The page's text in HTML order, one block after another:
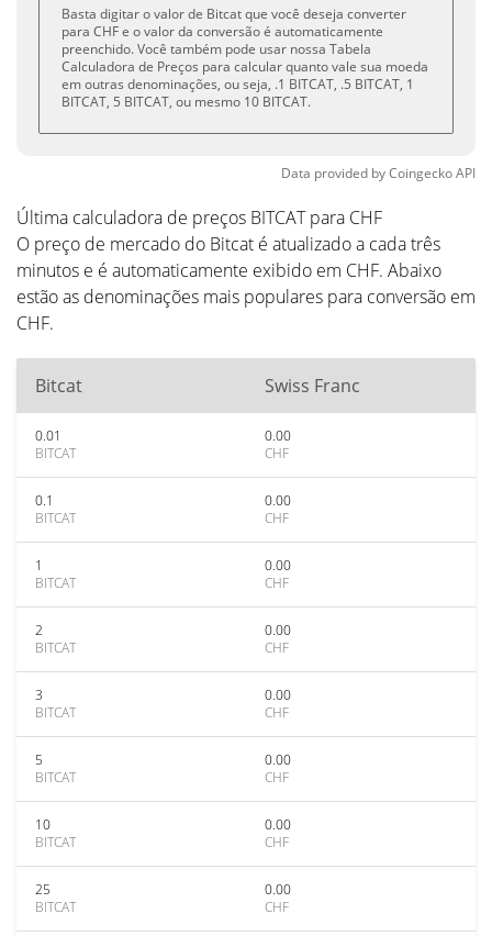
Basta digitar o valor de Bitcat que você deseja converter
para CHF e o valor da conversão é automaticamente
preenchido. Você também pode usar nossa Tabela
Calculadora de Preços para calcular quanto vale sua moeda
em outras denominações, ou seja, .1 BITCAT, .5 BITCAT, 1
BITCAT, 5 BITCAT, ou mesmo 10 BITCAT.
Data provided byCoingeckoAPI
Última calculadora de preços BITCAT para CHF
O preço de mercado do Bitcat é atualizado a cada três
minutos e é automaticamente exibido em CHF. Abaixo
estão as denominações mais populares para conversão em
CHF.
Bitcat Swiss Franc
0.01
BITCAT
0.00
CHF
0.1
BITCAT
0.00
CHF
1
BITCAT
0.00
CHF
2
BITCAT
0.00
CHF
3
BITCAT
0.00
CHF
5
BITCAT
0.00
CHF
10
BITCAT
0.00
CHF
25
BITCAT
0.00
CHF